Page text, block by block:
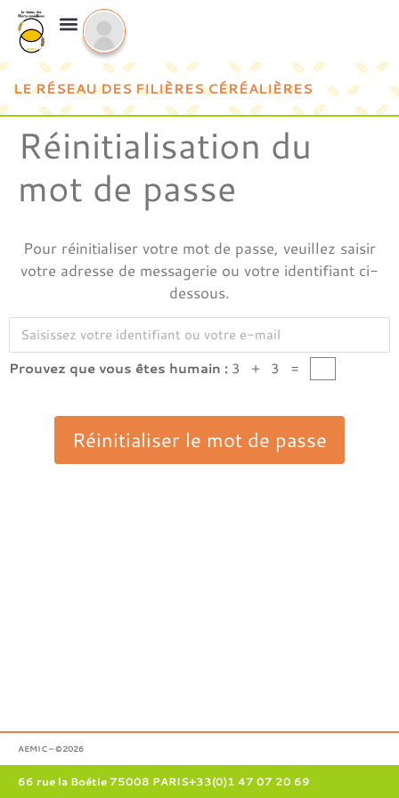
LE RÉSEAU DES FILIÈRES CÉRÉALIÈRES
Réinitialisation du
mot de passe
Pour réinitialiser votre mot de passe, veuillez saisir
votre adresse de messagerie ou votre identifiant ci-
dessous.
Prouvez que vous êtes humain : 3 + 3 =
AEMIC – ©2026
66 rue la Boétie 75008 PARIS+33(0)1 47 07 20 69